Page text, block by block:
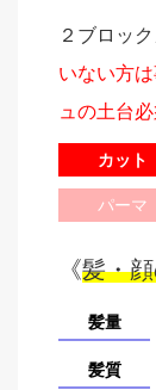
２ブロッ
いない方
ュの土台
カット
パーマ
《髪・
髪量
髪質